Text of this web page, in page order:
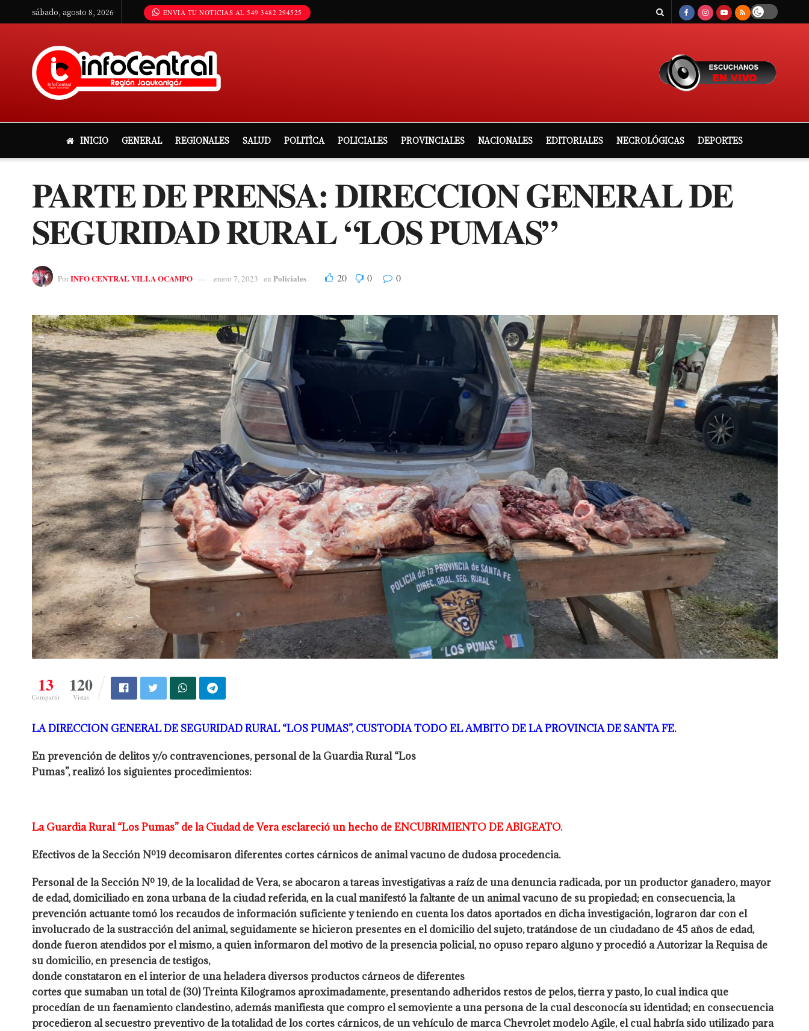
sábado, agosto 8, 2026 ENVIA TU NOTICIAS AL 549 3482 294525
INICIO GENERAL REGIONALES SALUD POLITÌCA POLICIALES PROVINCIALES NACIONALES EDITORIALES NECROLÓGICAS DEPORTES
PARTE DE PRENSA: DIRECCION GENERAL DE
SEGURIDAD RURAL “LOS PUMAS”
PorINFO CENTRAL VILLA OCAMPO enero 7, 2023 en Policiales 20 0 0
13
Compartir
120
Vistas
LA DIRECCION GENERAL DE SEGURIDAD RURAL “LOS PUMAS”, CUSTODIA TODO ELAMBITO DE LA PROVINCIA DE SANTA FE.
En prevención de delitos y/o contravenciones, personal de la Guardia Rural “Los
Pumas”, realizó los siguientes procedimientos:
La Guardia Rural “Los Pumas” de la Ciudad de Vera esclareció un hecho deENCUBRIMIENTO DE ABIGEATO.
Efectivos de la Sección Nº19 decomisaron diferentes cortes cárnicos de animal vacuno de dudosa procedencia.
Personal de la Sección Nº 19, de la localidad de Vera, se abocaron a tareas investigativas araíz de una denuncia radicada, por un productor ganadero, mayor
de edad, domiciliado en zona urbana de la ciudad referida, en la cual manifestó la faltante de un animal vacuno de su propiedad; en consecuencia, la
prevención actuante tomó los recaudos de información suficiente y teniendo en cuenta los datos aportados en dicha investigación, lograron dar con el
involucrado de la sustracción del animal, seguidamente se hicieron presentes en eldomicilio del sujeto, tratándose de un ciudadano de 45 años de edad,
donde fueron atendidos por el mismo, a quien informaron del motivo de la presencia policial, no opusoreparo alguno y procedió a Autorizar la Requisa de
su domicilio, en presencia de testigos,
donde constataron en el interior de una heladera diversos productos cárneos de diferentes
cortes que sumaban un total de (30) Treinta Kilogramos aproximadamente, presentando adheridos restos de pelos, tierra y pasto, lo cual indica que
procedían de un faenamiento clandestino, además manifiesta que compro el semoviente a una persona de la cualdesconocía su identidad; en consecuencia
procedieron al secuestro preventivo de latotalidad de los cortes cárnicos, de un vehículo de marca Chevrolet modelo Agile, el cualhabría sido utilizado para